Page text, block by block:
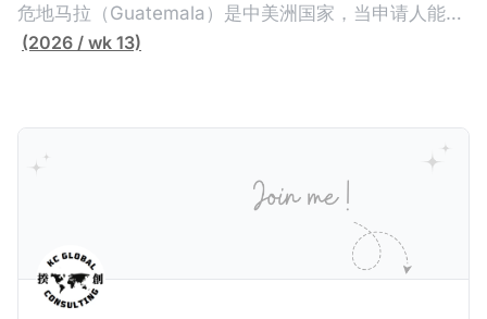
在居留证到期日前至少60天申请续签3年。当投资者经
过五年的实际居留（每年在意大利停留270天），申请
吸引力吗？我们来看看：
人必须在18个月内投资至少1亿卢比（约合773万人民
币）或36个月内投资至少2.5亿卢比（约合1933万人民
的财务能力和专业知识； * 申请人必须在印度就业务注
册公司，并提供公司注册证书和注册企业的介绍/支持信
并提供有关投资将如何为印度经济做出贡献的详细计
申请。申请人在印度居住共12年后有资格申请印度公民
身份，包括在申请前连续居住11年，短暂缺席的少数例
危地马拉（Guatemala）是中美洲国家，当申请人能够
证明被动收入或养老金收入，那么可以申请永久居留计
增加300美元（折合约人民币2千）。 申请人提交材料
包括：申请表、护照、无犯罪证明，以及最后一次进入
危地马拉的证明，且材料必须公证并翻译成西班牙语。
在危地马拉居住至少五年、具备流利西班牙语、对当地
历史文化有认识，就可以入籍成为危地马拉公民。 那
么，危地马拉的税务政策有吸引力吗？我们来看看：
(2026 / wk 13)